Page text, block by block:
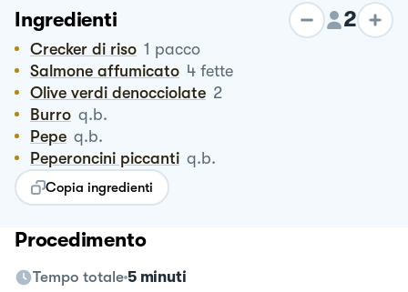
Ingredienti 2
Crecker di riso 1 pacco
Salmone affumicato 4 fette
Olive verdi denocciolate 2
Burro q.b.
Pepe q.b.
Peperoncini piccanti q.b.
Copia ingredienti
Procedimento
Tempo totale 5 minuti